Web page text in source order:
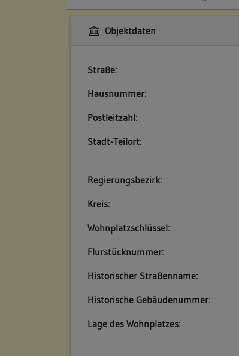
Objektdaten
Straße:
Hausnummer:
Postleitzahl:
Stadt-Teilort:
Regierungsbezirk:
Kreis:
Wohnplatzschlüssel:
Flurstücknummer:
Historischer Straßenname:
Historische Gebäudenummer:
Lage des Wohnplatzes: